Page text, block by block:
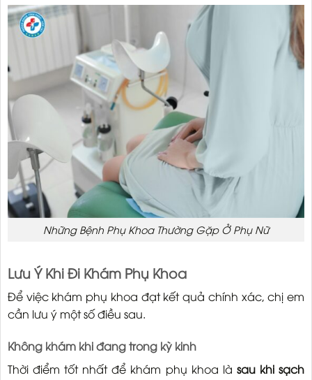
Những Bệnh Phụ Khoa Thường Gặp Ở Phụ Nữ
Lưu Ý Khi Đi Khám Phụ Khoa
Để việc khám phụ khoa đạt kết quả chính xác, chị em
cần lưu ý một số điều sau.
Không khám khi đang trong kỳ kinh
Thời điểm tốt nhất để khám phụ khoa là sau khi sạch